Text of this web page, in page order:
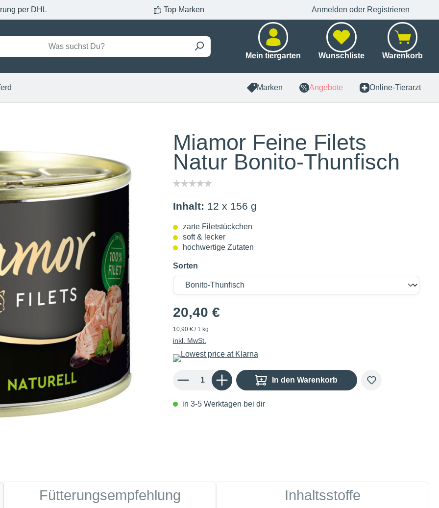
per DHL Top Marken Anmelden oder Registrieren
Mein tiergarten Wunschliste Warenkorb
Marken Angebote Online-Tierarzt
Miamor Feine Filets
Natur Bonito-Thunfisch
Inhalt: 12 x 156 g
zarte Filetstückchen
soft & lecker
hochwertige Zutaten
Sorten
20,40 €
10,90 € / 1 kg
inkl. MwSt.
Produkt Anzahl: Gib den gewünschten Wert ein oder benutze die Schaltflächen um die Anzahl zu
In den Warenkorb
in 3-5 Werktagen bei dir
Fütterungsempfehlung Inhaltsstoffe